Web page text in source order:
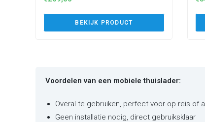
BEKIJK PRODUCT
Voordelen van een mobiele thuislader:
Overal te gebruiken, perfect voor op reis of
Geen installatie nodig, direct gebruiksklaar